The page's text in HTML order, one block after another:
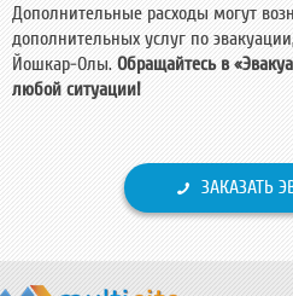
Дополнительные расходы могут
дополнительных услуг по
Йошкар-Олы. Обращайтесь в
любой ситуации!
ЗАКАЗАТЬ